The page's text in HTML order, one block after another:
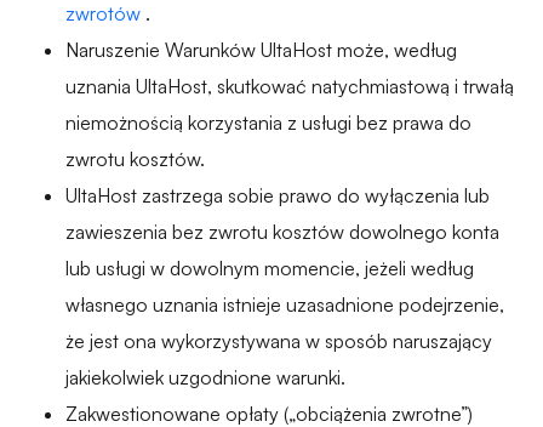
zwrotów .
Naruszenie Warunków UltaHost może, według
uznania UltaHost, skutkować natychmiastową i trwałą
niemożnością korzystania z usługi bez prawa do
zwrotu kosztów.
UltaHost zastrzega sobie prawo do wyłączenia lub
zawieszenia bez zwrotu kosztów dowolnego konta
lub usługi w dowolnym momencie, jeżeli według
własnego uznania istnieje uzasadnione podejrzenie,
że jest ona wykorzystywana w sposób naruszający
jakiekolwiek uzgodnione warunki.
Zakwestionowane opłaty („obciążenia zwrotne”)